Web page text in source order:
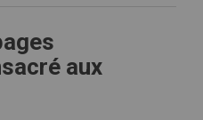
aux